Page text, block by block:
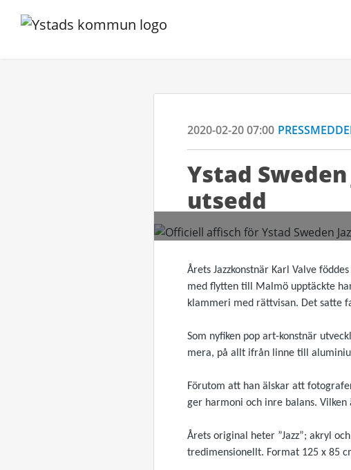
2020-02-20 07:00
Ystad
utsedd
Årets Jazzkonstnär Karl Valve
med flytten till Malmö upptäckte
klammeri med rättvisan. Det satte
Som nyfiken pop art-konstnär
mera, på allt ifrån linne till
Förutom att han älskar att
ger harmoni och inre balans. Vilken
Årets original heter ”Jazz”; akryl
tredimensionellt. Format 125 x 85